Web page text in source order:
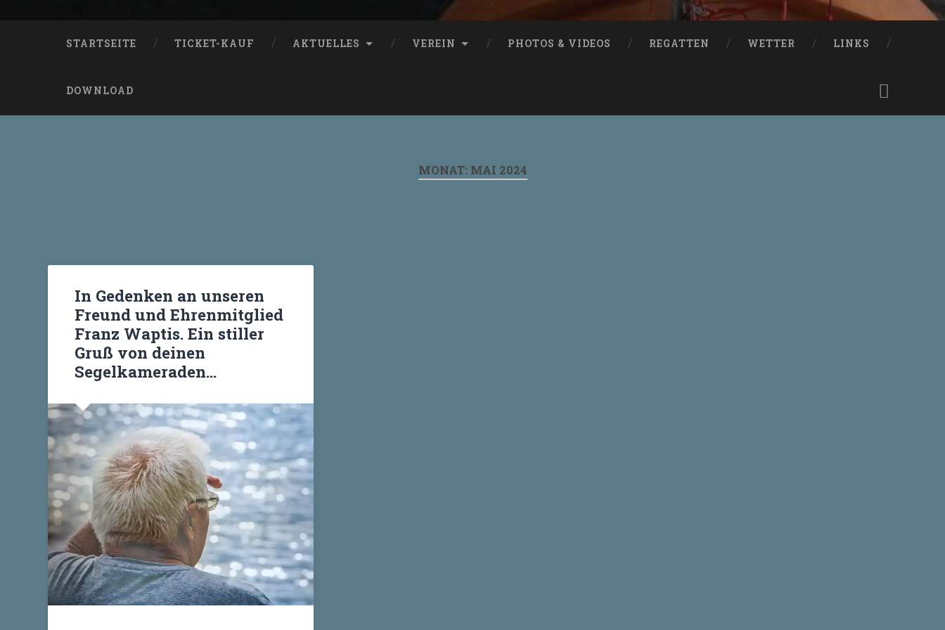
STARTSEITE TICKET-KAUF AKTUELLES VEREIN PHOTOS & VIDEOS REGATTEN WETTER LINKS
DOWNLOAD
MONAT: MAI 2024
In Gedenken an unseren
Freund und Ehrenmitglied
Franz Waptis. Ein stiller
Gruß von deinen
Segelkameraden…